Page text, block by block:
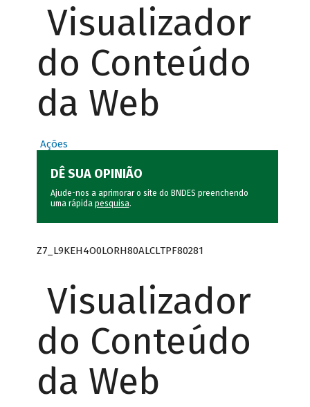
Visualizador
do Conteúdo
da Web
Ações
DÊ SUA OPINIÃO
Ajude-nos a aprimorar o site do BNDES preenchendo
uma rápida pesquisa.
Z7_L9KEH4O0LORH80ALCLTPF80281
Visualizador
do Conteúdo
da Web